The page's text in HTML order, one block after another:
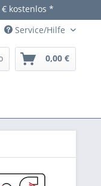
€ kostenlos *
Service/Hilfe
0,00 €